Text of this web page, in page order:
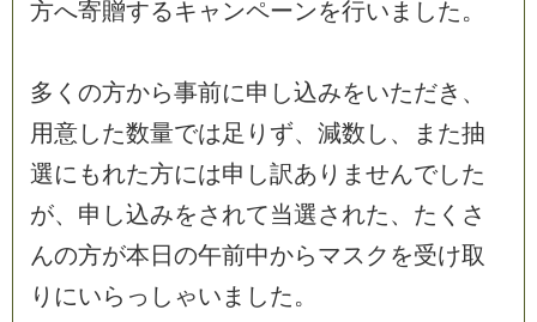
方へ寄贈するキ ャ ンペーンを行い ま した。
多 く の方から事前に申 し込みをいただき 、
用意した数量では足 り ず、 減数 し 、 ま た抽
選に もれた方には申 し訳あ り ま せんでした
が、 申 し込みをさ れて当選さ れた、 た く さ
んの方が本 日 の午前中からマ ス ク を受け取
り にいら っ し ゃい ま した。